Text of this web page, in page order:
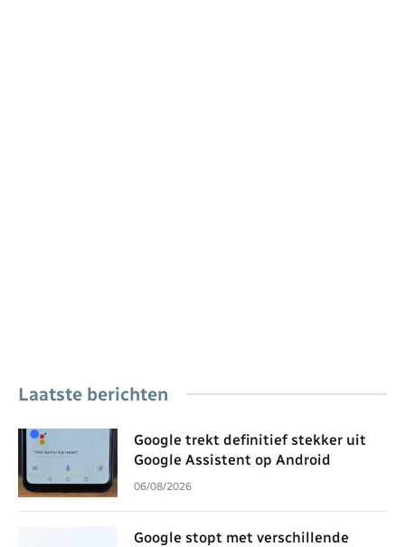
Laatste berichten
Google trekt definitief stekker uit
Google Assistent op Android
06/08/2026
Google stopt met verschillende